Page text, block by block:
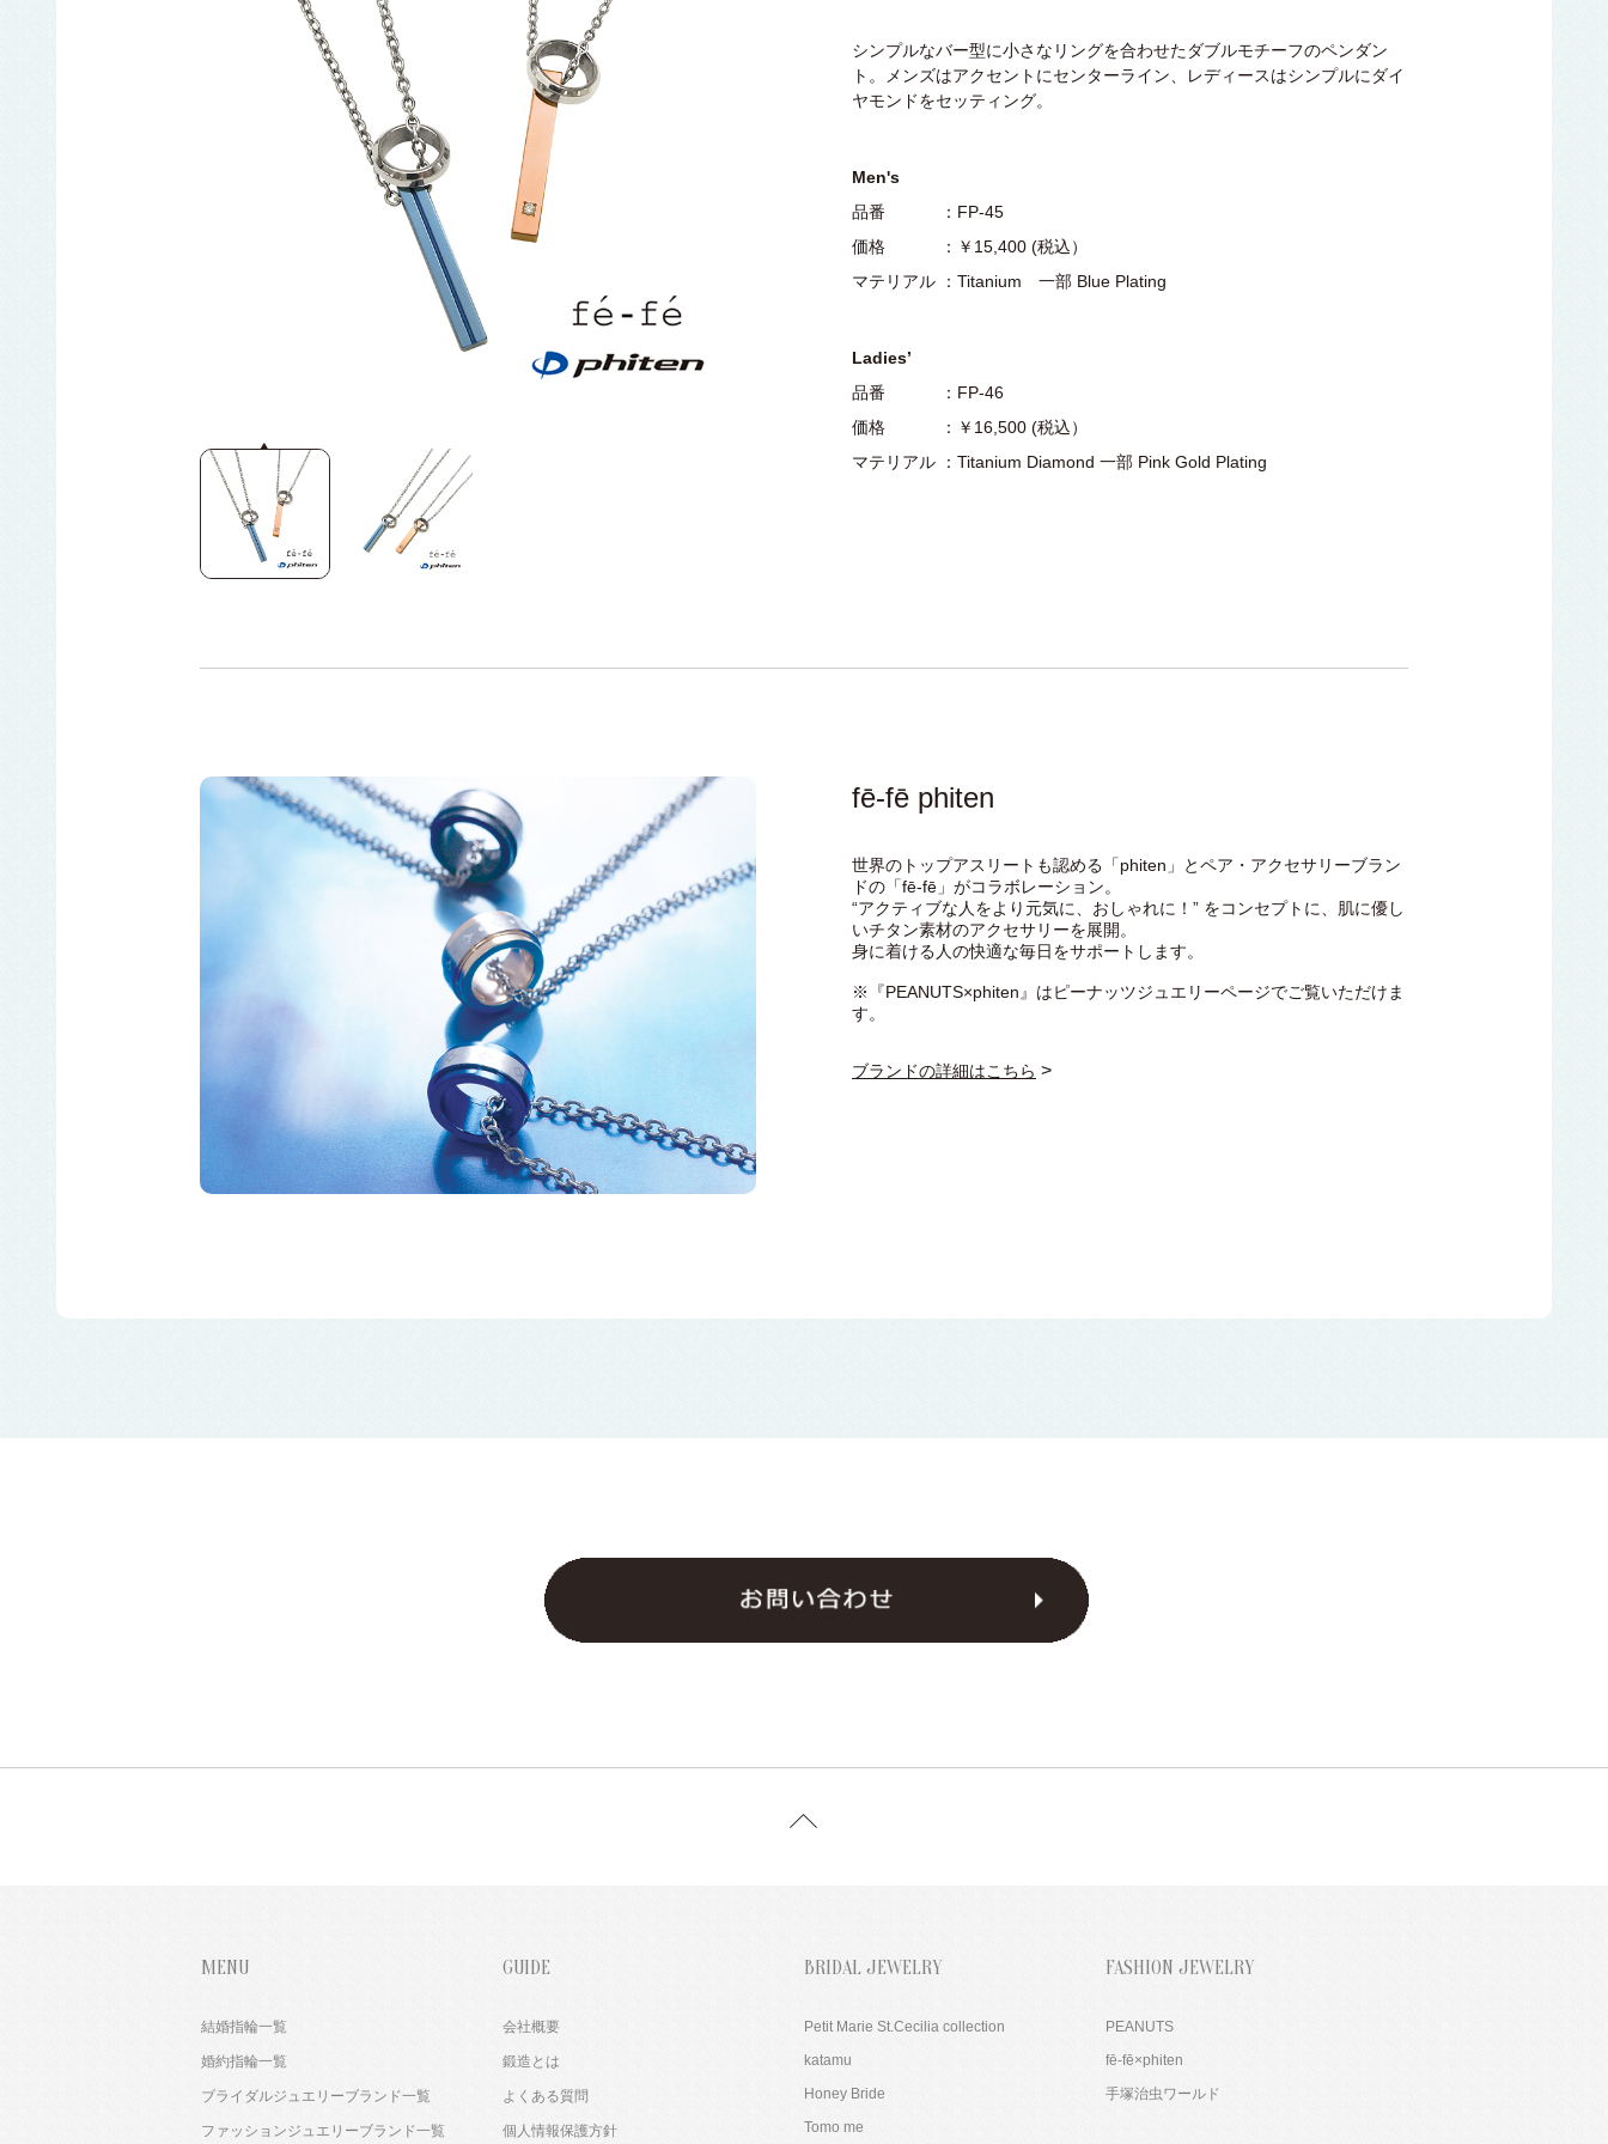
シンプルなバー型に小さなリングを合わせたダブルモチーフのペンダン
ト。メンズはアクセントにセンターライン、レディースはシンプルにダイ
ヤモンドをセッティング。
Men's
品番 ：FP-45
価格 ：￥15,400 (税込）
マテリアル ：Titanium 一部 Blue Plating
Ladies’
品番 ：FP-46
価格 ：￥16,500 (税込）
マテリアル ：Titanium Diamond 一部 Pink Gold Plating
fē-fē phiten
世界のトップアスリートも認める「phiten」とペア・アクセサリーブラン
ドの「fē-fē」がコラボレーション。
“アクティブな人をより元気に、おしゃれに！” をコンセプトに、肌に優し
いチタン素材のアクセサリーを展開。
身に着ける人の快適な毎日をサポートします。
※『PEANUTS×phiten』はピーナッツジュエリーページでご覧いただけま
す。
ブランドの詳細はこちら >
MENU
結婚指輪一覧
婚約指輪一覧
ブライダルジュエリーブランド一覧
ファッションジュエリーブランド一覧
GUIDE
会社概要
鍛造とは
よくある質問
個人情報保護方針
BRIDAL JEWELRY
Petit Marie St.Cecilia collection
katamu
Honey Bride
Tomo me
FASHION JEWELRY
PEANUTS
fē-fē×phiten
手塚治虫ワールド